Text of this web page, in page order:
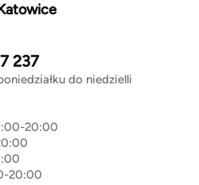
237
do niedzielli
20:00
20:00